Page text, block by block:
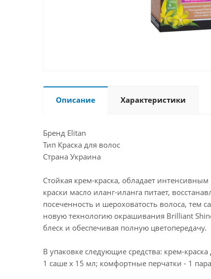
Описание Характеристики
Бренд Elitan
Тип Краска для волос
Страна Украина
Стойкая крем-краска, обладает
краски масло иланг-иланга питает,
посеченность и шероховатость волоса, тем
новую технологию окрашивания Brilliant
блеск и обеспечивая полную цветопередачу.
В упаковке следующие средства: крем-
1 саше х 15 мл; комфортные перчатки - 1